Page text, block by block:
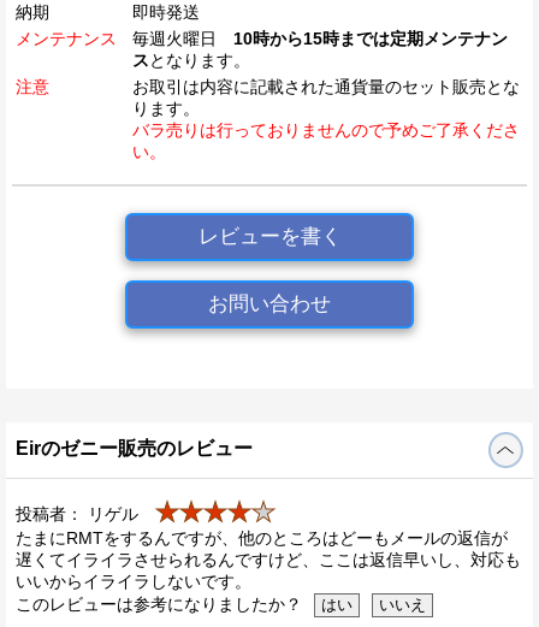
納期
即時発送
メンテナンス
毎週火曜日 10時から15時までは定期メンテナン
スとなります。
注意
お取引は内容に記載された通貨量のセット販売とな
ります。
バラ売りは行っておりませんので予めご了承くださ
い。
レビューを書く
お問い合わせ
Eirのゼニー販売のレビュー
投稿者： リゲル ★★★★★
たまにRMTをするんですが、他のところはどーもメールの返信が
遅くてイライラさせられるんですけど、ここは返信早いし、対応も
いいからイライラしないです。
このレビューは参考になりましたか？